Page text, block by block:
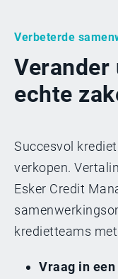
Verbeterde
Verander
echte
Succesvol
verkopen.
Esker Credit
kredietteams
Vraag in